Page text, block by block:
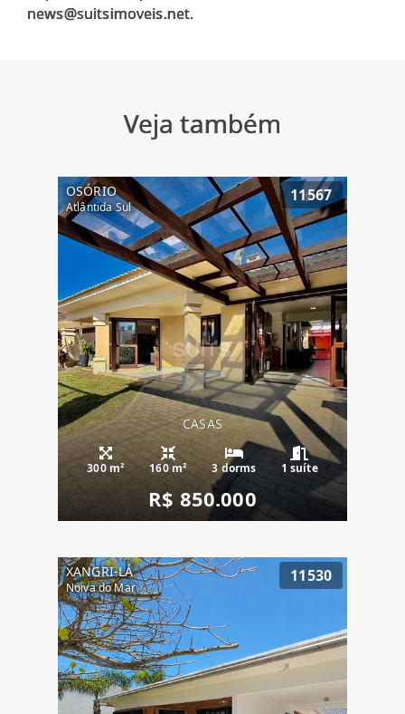
Veja também
OSÓRIO
Atlântida Sul
11567
CASAS
300 m² 160 m² 3 dorms 1 suíte
R$ 850.000
XANGRI-LÁ
Noiva do Mar
11530